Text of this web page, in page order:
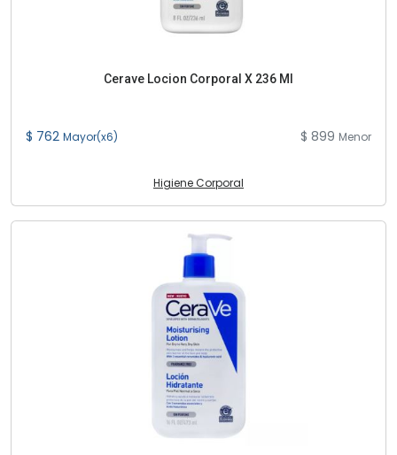
Cerave Locion Corporal X 236 Ml
$ 762 Mayor(x6) $ 899 Menor
Higiene Corporal